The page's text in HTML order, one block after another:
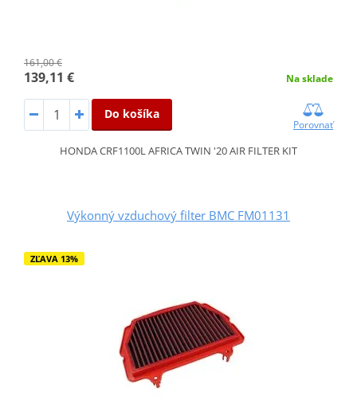
161,00 €
139,11 € Na sklade
Do košíka
Porovnať
HONDA CRF1100L AFRICA TWIN '20 AIR FILTER KIT
Výkonný vzduchový filter BMC FM01131
ZĽAVA 13%